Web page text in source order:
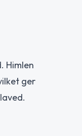
Himlen
ger